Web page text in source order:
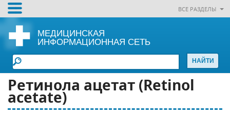
ВСЕ РАЗДЕЛЫ
МЕДИЦИНСКАЯ
ИНФОРМАЦИОННАЯ СЕТЬ
Ретинола ацетат (Retinol
acetate)